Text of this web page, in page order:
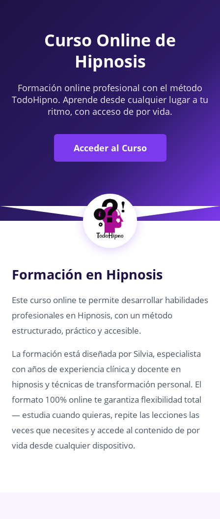
Curso Online de
Hipnosis
Formación online profesional con el método
TodoHipno. Aprende desde cualquier lugar a tu
ritmo, con acceso de por vida.
Acceder al Curso
Formación en Hipnosis
Este curso online te permite desarrollar habilidades
profesionales en Hipnosis, con un método
estructurado, práctico y accesible.
La formación está diseñada por Silvia, especialista
con años de experiencia clínica y docente en
hipnosis y técnicas de transformación personal. El
formato 100% online te garantiza flexibilidad total
— estudia cuando quieras, repite las lecciones las
veces que necesites y accede al contenido de por
vida desde cualquier dispositivo.